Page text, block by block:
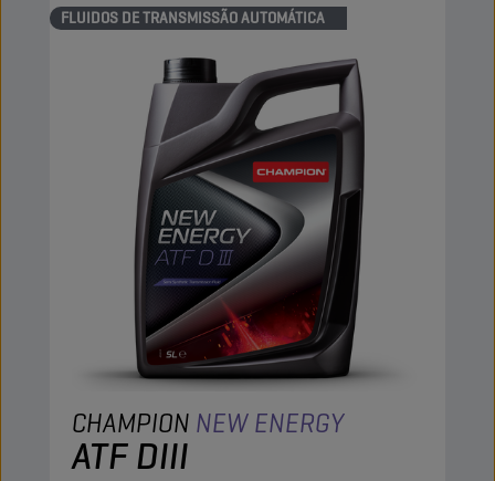
FLUIDOS DE TRANSMISSÃO AUTOMÁTICA
CHAMPION NEW ENERGY
ATF DIII